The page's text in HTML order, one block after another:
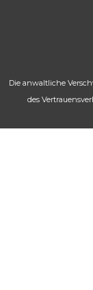
Die anwaltliche
des